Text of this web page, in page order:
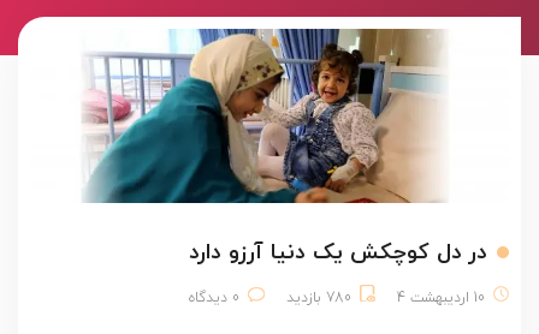
در دل کوچکش یک دنیا آرزو دارد
10 اردیبهشت 4 780 بازدید 0 دیدگاه